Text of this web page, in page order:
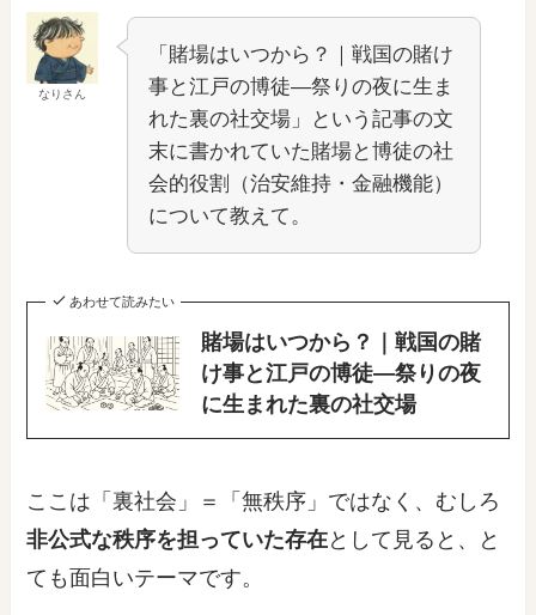
なりさん
「賭場はいつから？｜戦国の賭け
事と江戸の博徒―祭りの夜に生ま
れた裏の社交場」という記事の文
末に書かれていた賭場と博徒の社
会的役割（治安維持・金融機能）
について教えて。
あわせて読みたい
賭場はいつから？｜戦国の賭
け事と江戸の博徒―祭りの夜
に生まれた裏の社交場
ここは「裏社会」＝「無秩序」ではなく、むしろ
非公式な秩序を担っていた存在として見ると、と
ても面白いテーマです。